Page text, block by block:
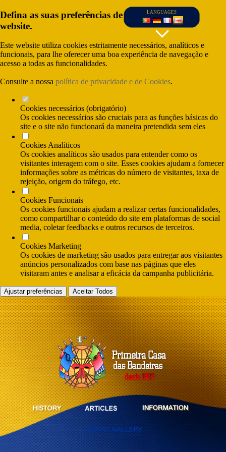
Defina as suas preferências de cookies para este
website.
Este website utiliza cookies estritamente necessários, analíticos e
funcionais, para lhe oferecer uma boa experiência de navegação e
acesso a todas as funcionalidades.
Consulte a nossa política de privacidade e de Cookies.
Cookies necessários (obrigatório)
Os cookies necessários são cruciais para as funções básicas do
site e o site não funcionará da maneira pretendida sem eles
Cookies Analíticos
Os cookies analíticos são usados para entender como os
visitantes interagem com o site. Esses cookies ajudam a fornecer
informações sobre as métricas do número de visitantes, taxa de
rejeição, origem do tráfego, etc.
Cookies Funcionais
Os cookies funcionais ajudam a realizar certas funcionalidades,
como compartilhar o conteúdo do site em plataformas de social
media, coletar feedbacks e outros recursos de terceiros.
Cookies Marketing
Os cookies de marketing são usados para entregar aos visitantes
anúncios personalizados com base nas páginas que eles
visitaram antes e analisar a eficácia da campanha publicitária.
Ajustar preferências Aceitar Todos
LANGUAGES
cost to national mobile network)